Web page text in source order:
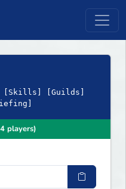
[Skills] [Guilds]
players)